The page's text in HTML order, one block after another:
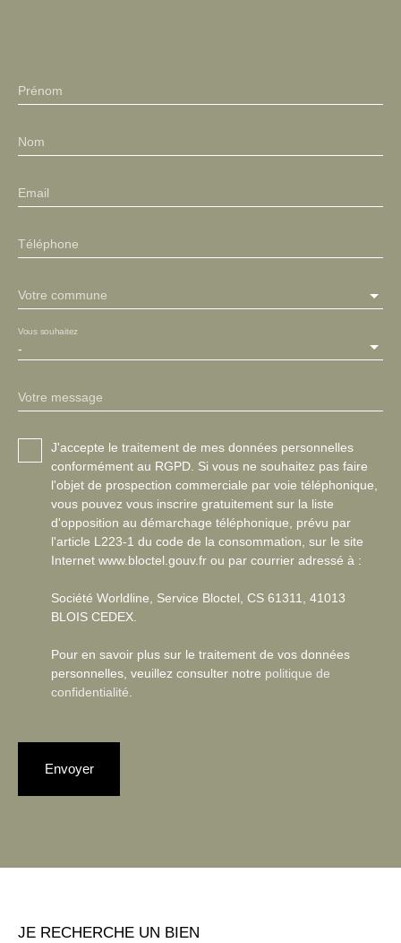
Prénom
Nom
Email
Téléphone
Votre commune
-
Vous souhaitez
Votre message
J'accepte le traitement de mes données personnelles
conformément au RGPD. Si vous ne souhaitez pas faire
l'objet de prospection commerciale par voie téléphonique,
vous pouvez vous inscrire gratuitement sur la liste
d'opposition au démarchage téléphonique, prévu par
l'article L223-1 du code de la consommation, sur le site
Internet www.bloctel.gouv.fr ou par courrier adressé à :
Société Worldline, Service Bloctel, CS 61311, 41013
BLOIS CEDEX.
Pour en savoir plus sur le traitement de vos données
personnelles, veuillez consulter notre politique de
confidentialité.
Envoyer
JE RECHERCHE UN BIEN